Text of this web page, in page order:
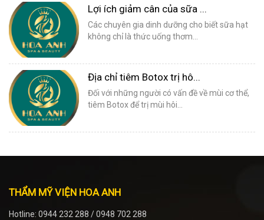
Lợi ích giảm cân của sữa ...
Các chuyên gia dinh dưỡng cho biết sữa hạt
không chỉ là thức uống thơm...
Địa chỉ tiêm Botox trị hô...
Đối với những người có vấn đề về mùi cơ thể,
tiêm Botox để trị mùi hôi...
THẨM MỸ VIỆN HOA ANH
Hotline: 0944 232 288 / 0948 702 288